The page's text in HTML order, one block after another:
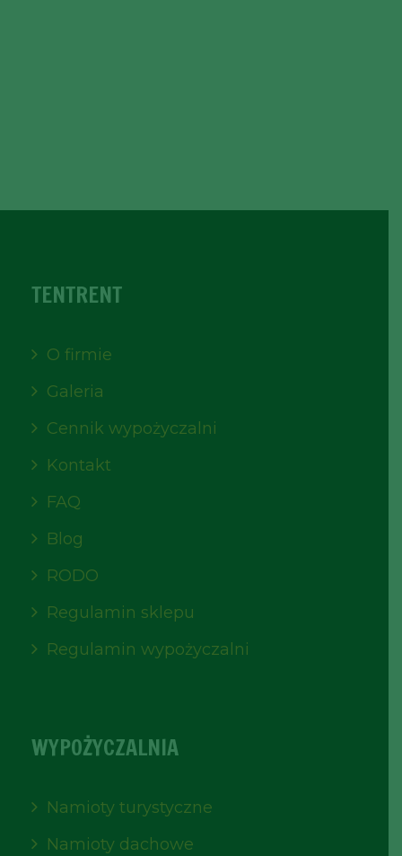
TENTRENT
O firmie
Galeria
Cennik wypożyczalni
Kontakt
FAQ
Blog
RODO
Regulamin sklepu
Regulamin wypożyczalni
WYPOŻYCZALNIA
Namioty turystyczne
Namioty dachowe